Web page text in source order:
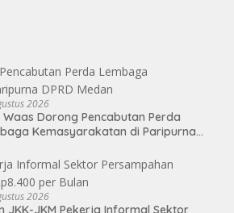
2026
Waas Dorong Pencabutan Perda
Kemasyarakatan di Paripurna
2026
JKK-JKM Pekerja Informal Sektor